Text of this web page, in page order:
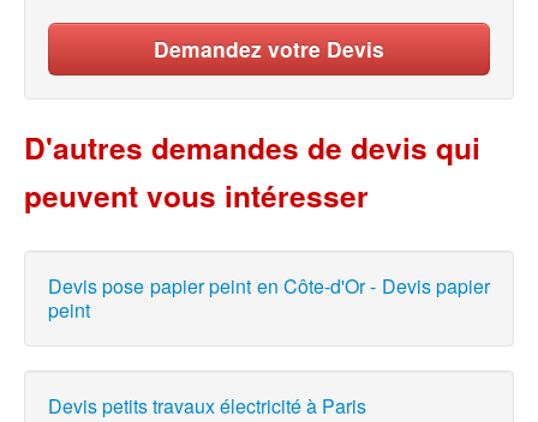
Demandez votre Devis
D'autres demandes de devis qui
peuvent vous intéresser
Devis pose papier peint en Côte-d'Or - Devis papier
peint
Devis petits travaux électricité à Paris